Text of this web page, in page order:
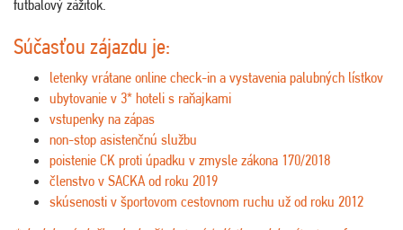
futbalový zážitok.
Súčasťou zájazdu je:
letenky vrátane online check-in a vystavenia palubných lístkov
ubytovanie v 3* hoteli s raňajkami
vstupenky na zápas
non-stop asistenčnú službu
poistenie CK proti úpadku v zmysle zákona 170/2018
členstvo v SACKA od roku 2019
skúsenosti v športovom cestovnom ruchu už od roku 2012